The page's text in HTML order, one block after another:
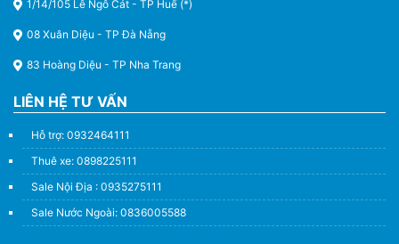
1/14/105 Lê Ngô Cát - TP Huế (*)
08 Xuân Diệu - TP Đà Nẵng
83 Hoàng Diệu - TP Nha Trang
LIÊN HỆ TƯ VẤN
Hỗ trợ: 0932464111
Thuê xe: 0898225111
Sale Nội Địa : 0935275111
Sale Nước Ngoài: 0836005588